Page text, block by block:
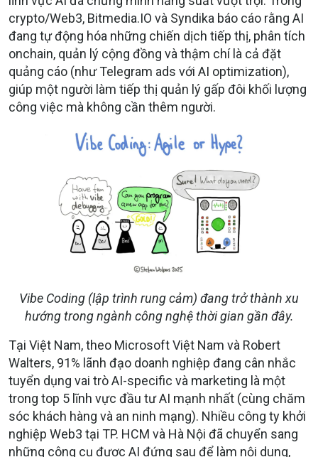
crypto/Web3, Bitmedia.IO và Syndika báo cáo rằng AI
đang tự động hóa những chiến dịch tiếp thị, phân tích
onchain, quản lý cộng đồng và thậm chí là cả đặt
quảng cáo (như Telegram ads với AI optimization),
giúp một người làm tiếp thị quản lý gấp đôi khối lượng
công việc mà không cần thêm người.
Vibe Coding (lập trình rung cảm) đang trở thành xu
hướng trong ngành công nghệ thời gian gần đây.
Tại Việt Nam, theo Microsoft Việt Nam và Robert
Walters, 91% lãnh đạo doanh nghiệp đang cân nhắc
tuyển dụng vai trò AI-specific và marketing là một
trong top 5 lĩnh vực đầu tư AI mạnh nhất (cùng chăm
sóc khách hàng và an ninh mạng). Nhiều công ty khởi
nghiệp Web3 tại TP. HCM và Hà Nội đã chuyển sang
những công cụ được AI đứng sau để làm nội dung,